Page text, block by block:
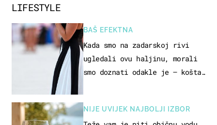
LIFESTYLE
BAŠ EFEKTNA
Kada smo na zadarskoj rivi
ugledali ovu haljinu, morali
smo doznati odakle je – košta
NIJE UVIJEK NAJBOLJI IZBOR